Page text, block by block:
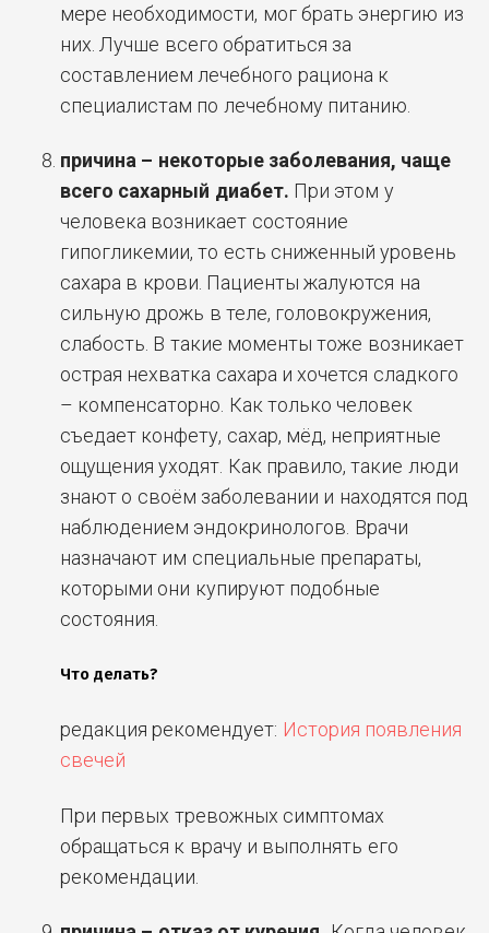
мере необходимости, мог брать энергию из
них. Лучше всего обратиться за
составлением лечебного рациона к
специалистам по лечебному питанию.
причина – некоторые заболевания, чаще
всего сахарный диабет. При этом у
человека возникает состояние
гипогликемии, то есть сниженный уровень
сахара в крови. Пациенты жалуются на
сильную дрожь в теле, головокружения,
слабость. В такие моменты тоже возникает
острая нехватка сахара и хочется сладкого
– компенсаторно. Как только человек
съедает конфету, сахар, мёд, неприятные
ощущения уходят. Как правило, такие люди
знают о своём заболевании и находятся под
наблюдением эндокринологов. Врачи
назначают им специальные препараты,
которыми они купируют подобные
состояния.
Что делать?
редакция рекомендует: История появления
свечей
При первых тревожных симптомах
обращаться к врачу и выполнять его
рекомендации.